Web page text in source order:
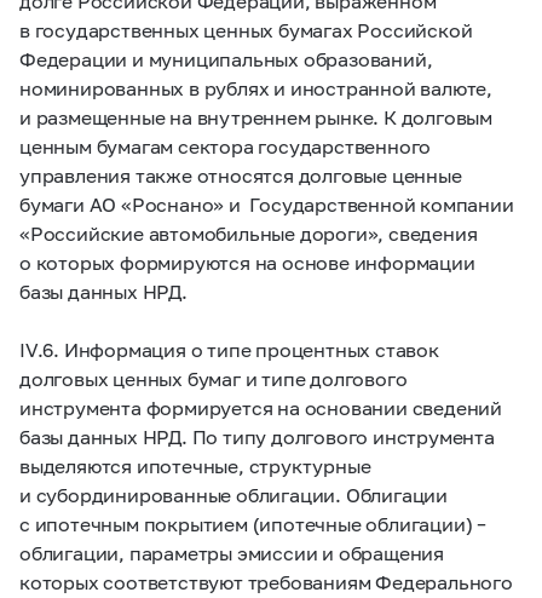
в государственных ценных бумагах Российской
Федерации и муниципальных образований,
номинированных в рублях и иностранной валюте,
и размещенные на внутреннем рынке. К долговым
ценным бумагам сектора государственного
управления также относятся долговые ценные
бумаги АО «Роснано» и Государственной компании
«Российские автомобильные дороги», сведения
о которых формируются на основе информации
базы данных НРД.
IV.6. Информация о типе процентных ставок
долговых ценных бумаг и типе долгового
инструмента формируется на основании сведений
базы данных НРД. По типу долгового инструмента
выделяются ипотечные, структурные
и субординированные облигации. Облигации
с ипотечным покрытием (ипотечные облигации) –
облигации, параметры эмиссии и обращения
которых соответствуют требованиям Федерального